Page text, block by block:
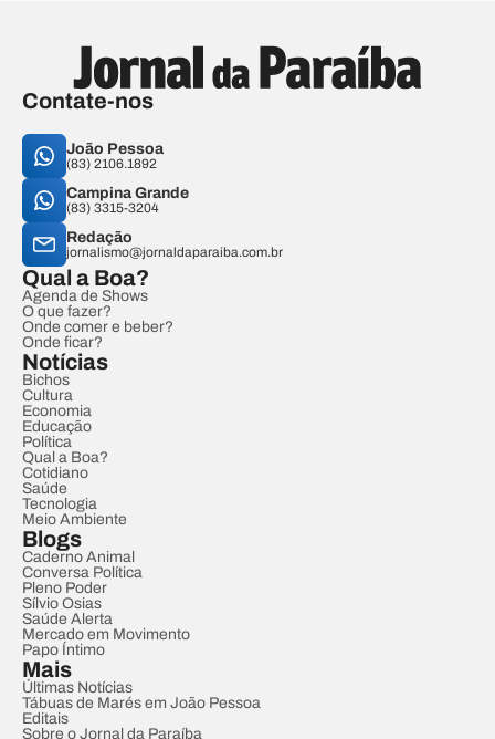
Contate-nos
João Pessoa
(83) 2106.1892
Campina Grande
(83) 3315-3204
Redação
jornalismo@jornaldaparaiba.com.br
Qual a Boa?
Agenda de Shows
O que fazer?
Onde comer e beber?
Onde ficar?
Notícias
Bichos
Cultura
Economia
Educação
Política
Qual a Boa?
Cotidiano
Saúde
Tecnologia
Meio Ambiente
Blogs
Caderno Animal
Conversa Política
Pleno Poder
Sílvio Osias
Saúde Alerta
Mercado em Movimento
Papo Íntimo
Mais
Últimas Notícias
Tábuas de Marés em João Pessoa
Editais
Sobre o Jornal da Paraíba